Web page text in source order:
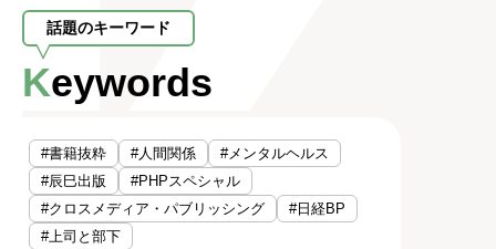
話題のキーワード
Keywords
#書籍抜粋 #人間関係
#メンタルヘルス
#辰巳出版
#PHPスペシャル
#クロスメディア・パブリッシング
#日経BP
#上司と部下